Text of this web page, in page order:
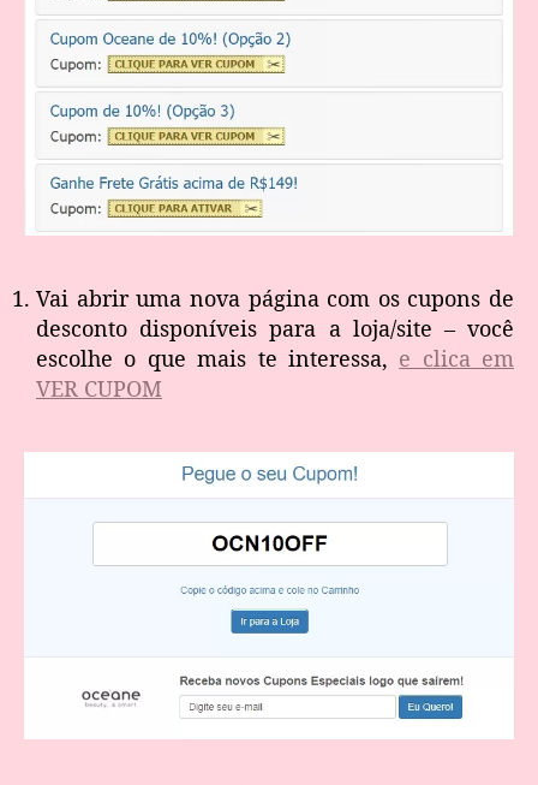
Vai abrir uma nova página com os cupons de
desconto disponíveis para a loja/site – você
escolhe o que mais te interessa, e clica em
VER CUPOM